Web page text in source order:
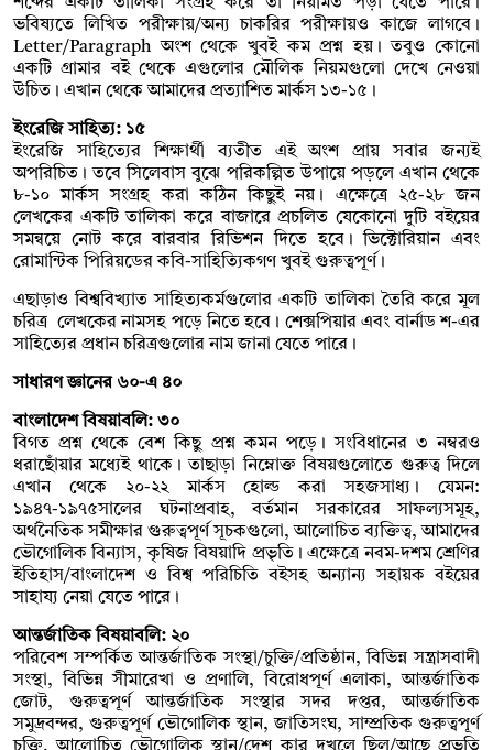
ভবিষ্যতে লিখিত পরীক্ষায়/অন্য চাকরির পরীক্ষায়ও কাজে লাগবে।
Letter/Paragraph অংশ থেকে খুবই কম প্রশ্ন হয়। তবুও কোনো
একটি গ্রামার বই থেকে এগুলোর মৌলিক নিয়মগুলো দেখে নেওয়া
উচিত। এখান থেকে আমাদের প্রত্যাশিত মার্কস ১৩-১৫।
ইংরেজি সাহিত্য: ১৫
ইংরেজি সাহিত্যের শিক্ষার্থী ব্যতীত এই অংশ প্রায় সবার জন্যই
অপরিচিত। তবে সিলেবাস বুঝে পরিকল্পিত উপায়ে পড়লে এখান থেকে
৮-১০ মার্কস সংগ্রহ করা কঠিন কিছুই নয়। এক্ষেত্রে ২৫-২৮ জন
লেখকের একটি তালিকা করে বাজারে প্রচলিত যেকোনো দুটি বইয়ের
সমন্বয়ে নোট করে বারবার রিভিশন দিতে হবে। ভিক্টোরিয়ান এবং
রোমান্টিক পিরিয়ডের কবি-সাহিত্যিকগণ খুবই গুরুত্বপূর্ণ।
এছাড়াও বিশ্ববিখ্যাত সাহিত্যকর্মগুলোর একটি তালিকা তৈরি করে মূল
চরিত্র লেখকের নামসহ পড়ে নিতে হবে। শেক্সপিয়ার এবং বার্নাড শ-এর
সাহিত্যের প্রধান চরিত্রগুলোর নাম জানা যেতে পারে।
সাধারণ জ্ঞানের ৬০-এ ৪০
বাংলাদেশ বিষয়াবলি: ৩০
বিগত প্রশ্ন থেকে বেশ কিছু প্রশ্ন কমন পড়ে। সংবিধানের ৩ নম্বরও
ধরাছোঁয়ার মধ্যেই থাকে। তাছাড়া নিম্নোক্ত বিষয়গুলোতে গুরুত্ব দিলে
এখান থেকে ২০-২২ মার্কস হোল্ড করা সহজসাধ্য। যেমন:
১৯৪৭-১৯৭৫সালের ঘটনাপ্রবাহ, বর্তমান সরকারের সাফল্যসমূহ,
অর্থনৈতিক সমীক্ষার গুরুত্বপূর্ণ সূচকগুলো, আলোচিত ব্যক্তিত্ব, আমাদের
ভৌগোলিক বিন্যাস, কৃষিজ বিষয়াদি প্রভৃতি। এক্ষেত্রে নবম-দশম শ্রেণির
ইতিহাস/বাংলাদেশ ও বিশ্ব পরিচিতি বইসহ অন্যান্য সহায়ক বইয়ের
সাহায্য নেয়া যেতে পারে।
আন্তর্জাতিক বিষয়াবলি: ২০
পরিবেশ সম্পর্কিত আন্তর্জাতিক সংস্থা/চুক্তি/প্রতিষ্ঠান, বিভিন্ন সন্ত্রাসবাদী
সংস্থা, বিভিন্ন সীমারেখা ও প্রণালি, বিরোধপূর্ণ এলাকা, আন্তর্জাতিক
জোট, গুরুত্বপূর্ণ আন্তর্জাতিক সংস্থার সদর দপ্তর, আন্তর্জাতিক
সমুদ্রবন্দর, গুরুত্বপূর্ণ ভৌগোলিক স্থান, জাতিসংঘ, সাম্প্রতিক গুরুত্বপূর্ণ
চুক্তি, আলোচিত ভৌগোলিক স্থান/দেশ কার দখলে ছিল/আছে প্রভৃতি